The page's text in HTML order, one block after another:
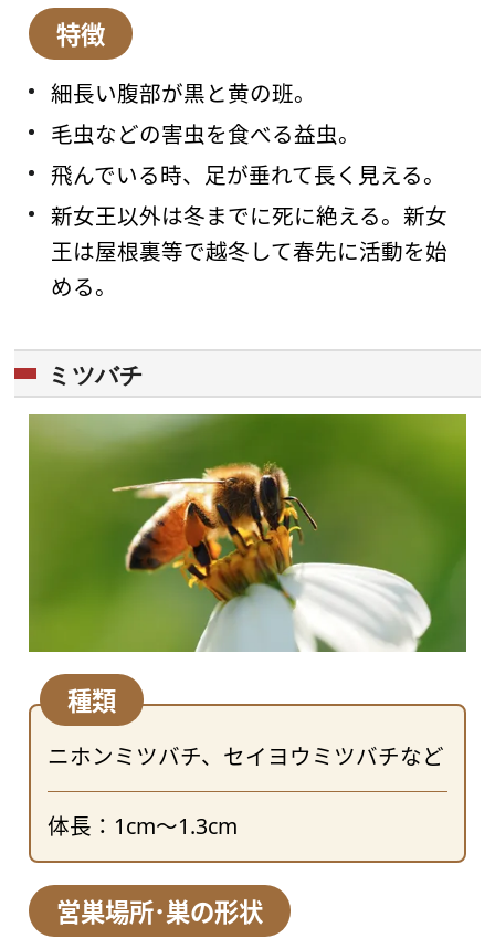
特徴
細長い腹部が黒と黄の班。
毛虫などの害虫を食べる益虫。
飛んでいる時、足が垂れて長く見える。
新女王以外は冬までに死に絶える。新女
王は屋根裏等で越冬して春先に活動を始
める。
ミツバチ
種類
ニホンミツバチ、セイヨウミツバチなど
体長：1cm～1.3cm
営巣場所･巣の形状